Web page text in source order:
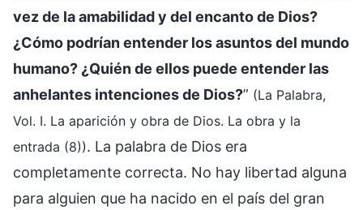
vez de la amabilidad y del encanto de Dios?
¿Cómo podrían entender los asuntos del mundo
humano? ¿Quién de ellos puede entender las
anhelantes intenciones de Dios?” (La Palabra,
Vol. I. La aparición y obra de Dios. La obra y la
entrada (8)). La palabra de Dios era
completamente correcta. No hay libertad alguna
para alguien que ha nacido en el país del gran